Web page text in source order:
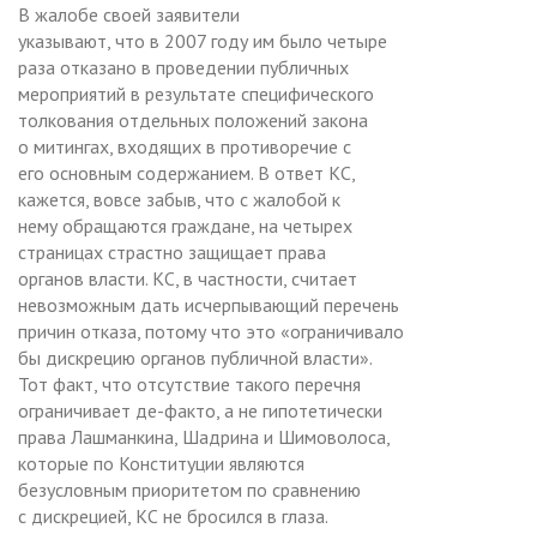
В жалобе своей заявители
указывают, что в 2007 году им было четыре
раза отказано в проведении публичных
мероприятий в результате специфического
толкования отдельных положений закона
о митингах, входящих в противоречие с
его основным содержанием. В ответ КС,
кажется, вовсе забыв, что с жалобой к
нему обращаются граждане, на четырех
страницах страстно защищает права
органов власти. КС, в частности, считает
невозможным дать исчерпывающий перечень
причин отказа, потому что это «ограничивало
бы дискрецию органов публичной власти».
Тот факт, что отсутствие такого перечня
ограничивает де-факто, а не гипотетически
права Лашманкина, Шадрина и Шимоволоса,
которые по Конституции являются
безусловным приоритетом по сравнению
с дискрецией, КС не бросился в глаза.